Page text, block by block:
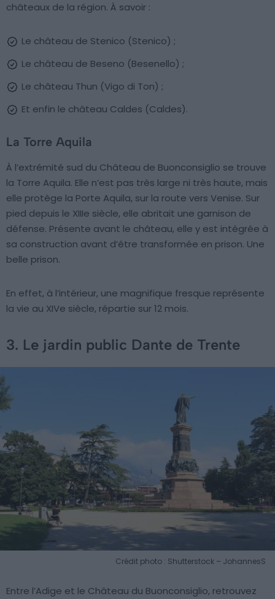
châteaux de la région. À savoir :
Le château de Stenico (Stenico) ;
Le château de Beseno (Besenello) ;
Le château Thun (Vigo di Ton) ;
Et enfin le château Caldes (Caldes).
La Torre Aquila
À l’extrémité sud du Château de Buonconsiglio se trouve
la Torre Aquila. Elle n’est pas très large ni très haute, mais
elle protège la Porte Aquila, sur la route vers Venise. Sur
pied depuis le XIIIe siècle, elle abritait une garnison de
défense. Présente avant le château, elle y est intégrée à
sa construction avant d’être transformée en prison. Une
belle prison.
En effet, à l’intérieur, une magnifique fresque représente
la vie au XIVe siècle, répartie sur 12 mois.
3. Le jardin public Dante de Trente
Crédit photo : Shutterstock – JohannesS
Entre l’Adige et le Château du Buonconsiglio, retrouvez